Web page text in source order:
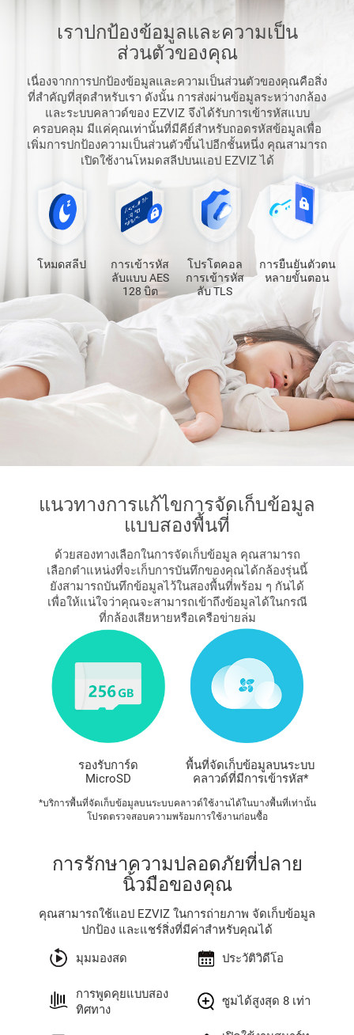
เราปกป้องข้อมูลและความเป็น
ส่วนตัวของคุณ
เนื่องจากการปกป้องข้อมูลและความเป็นส่วนตัวของคุณคือสิ่ง
ที่สำคัญที่สุดสำหรับเรา ดังนั้น การส่งผ่านข้อมูลระหว่างกล้อง
และระบบคลาวด์ของ EZVIZ จึงได้รับการเข้ารหัสแบบ
ครอบคลุม มีแค่คุณเท่านั้นที่มีคีย์สำหรับถอดรหัสข้อมูลเพื่อ
เพิ่มการปกป้องความเป็นส่วนตัวขึ้นไปอีกชั้นหนึ่ง คุณสามารถ
เปิดใช้งานโหมดสลีปบนแอป EZVIZ ได้
โหมดสลีป
การเข้ารหัส
ลับแบบ AES
128 บิต
โปรโตคอล
การเข้ารหัส
ลับ TLS
การยืนยันตัวตน
หลายขั้นตอน
แนวทางการแก้ไขการจัดเก็บข้อมูล
แบบสองพื้นที่
ด้วยสองทางเลือกในการจัดเก็บข้อมูล คุณสามารถ
เลือกตำแหน่งที่จะเก็บการบันทึกของคุณได้กล้องรุ่นนี้
ยังสามารถบันทึกข้อมูลไว้ในสองพื้นที่พร้อม ๆ กันได้
เพื่อให้แน่ใจว่าคุณจะสามารถเข้าถึงข้อมูลได้ในกรณี
ที่กล้องเสียหายหรือเครือข่ายล่ม
รองรับการ์ด
MicroSD
พื้นที่จัดเก็บข้อมูลบนระบบ
คลาวด์ที่มีการเข้ารหัส*
*บริการพื้นที่จัดเก็บข้อมูลบนระบบคลาวด์ใช้งานได้ในบางพื้นที่เท่านั้น
โปรดตรวจสอบความพร้อมการใช้งานก่อนซื้อ
การรักษาความปลอดภัยที่ปลาย
นิ้วมือของคุณ
คุณสามารถใช้แอป EZVIZ ในการถ่ายภาพ จัดเก็บข้อมูล
ปกป้อง และแชร์สิ่งที่มีค่าสำหรับคุณได้
มุมมองสด
การพูดคุยแบบสอง
ทิศทาง
ประวัติวิดีโอ
ซูมได้สูงสุด 8 เท่า